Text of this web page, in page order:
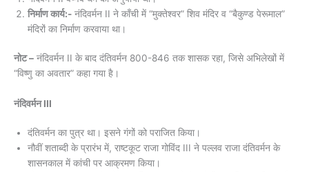
निर्माण कार्य:- नंदिवर्मन II ने काँची में “मुक्तेश्वर” शिव मंदिर व “बैकुण्ड पेरूमाल”
मंदिरों का निर्माण करवाया था।
नोट – नंदिवर्मन II के बाद दंतिवर्मन 800-846 तक शासक रहा, जिसे अभिलेखों में
“विष्णु का अवतार” कहा गया है।
नंदिवर्मन III
दंतिवर्मन का पुत्र था। इसने गंगों को पराजित किया।
नौवीं शताब्दी के प्रारंभ में, राष्टकूट राजा गोविंद III ने पल्लव राजा दंतिवर्मन के
शासनकाल में कांची पर आक्रमण किया।